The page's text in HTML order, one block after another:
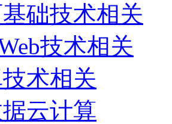
础技术相关
技术相关
术相关
云计算